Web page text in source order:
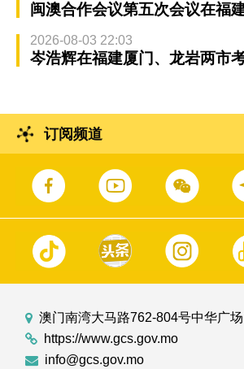
闽澳合作会议第五次会议在福
2026-08-03 22:03
岑浩辉在福建厦门、龙岩两市
订阅频道
澳门南湾大马路762-804号中华广
https://www.gcs.gov.mo
info@gcs.gov.mo